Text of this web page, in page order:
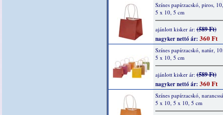
Színes papírzacskó, piros,
5 x 10, 5 cm
ajánlott kisker ár:(589 Ft)
nagyker nettó ár: 360 Ft
Színes papírzacskó, natúr,
5 x 10, 5 cm
ajánlott kisker ár:(589 Ft)
nagyker nettó ár: 360 Ft
Színes papírzacskó,
5 x 10, 5 x 10, 5 cm